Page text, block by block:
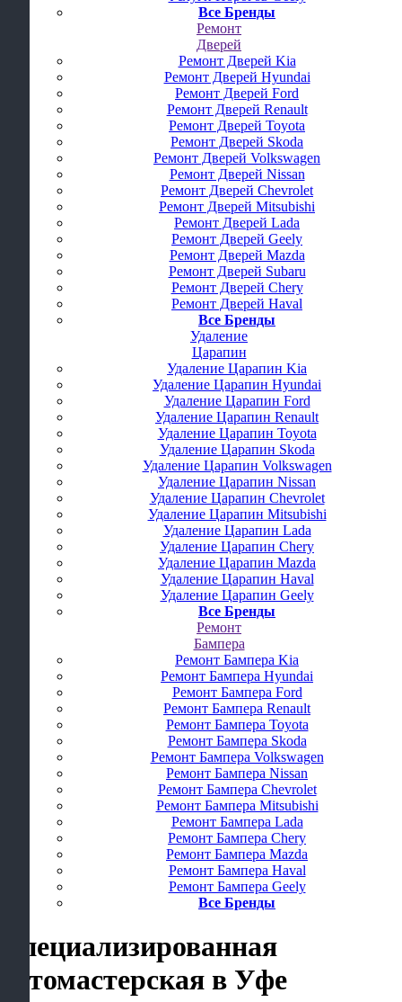
Все Бренды
Ремонт
Дверей
Ремонт Дверей Kia
Ремонт Дверей Hyundai
Ремонт Дверей Ford
Ремонт Дверей Renault
Ремонт Дверей Toyota
Ремонт Дверей Skoda
Ремонт Дверей Volkswagen
Ремонт Дверей Nissan
Ремонт Дверей Chevrolet
Ремонт Дверей Mitsubishi
Ремонт Дверей Lada
Ремонт Дверей Geely
Ремонт Дверей Mazda
Ремонт Дверей Subaru
Ремонт Дверей Chery
Ремонт Дверей Haval
Все Бренды
Удаление
Царапин
Удаление Царапин Kia
Удаление Царапин Hyundai
Удаление Царапин Ford
Удаление Царапин Renault
Удаление Царапин Toyota
Удаление Царапин Skoda
Удаление Царапин Volkswagen
Удаление Царапин Nissan
Удаление Царапин Chevrolet
Удаление Царапин Mitsubishi
Удаление Царапин Lada
Удаление Царапин Chery
Удаление Царапин Mazda
Удаление Царапин Haval
Удаление Царапин Geely
Все Бренды
Ремонт
Бампера
Ремонт Бампера Kia
Ремонт Бампера Hyundai
Ремонт Бампера Ford
Ремонт Бампера Renault
Ремонт Бампера Toyota
Ремонт Бампера Skoda
Ремонт Бампера Volkswagen
Ремонт Бампера Nissan
Ремонт Бампера Chevrolet
Ремонт Бампера Mitsubishi
Ремонт Бампера Lada
Ремонт Бампера Chery
Ремонт Бампера Mazda
Ремонт Бампера Haval
Ремонт Бампера Geely
Все Бренды
Специализированная
автомастерская в Уфе